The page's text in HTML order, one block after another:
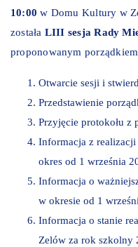
10:00w Domu Kultury w
została LIII sesja Rady
proponowanym
Otwarcie sesji i
Przedstawienie
Przyjęcie protokołu z
Informacja z
okres od 1 września
Informacja o
w okresie od 1
Informacja o stanie
Zelów za rok szkolny